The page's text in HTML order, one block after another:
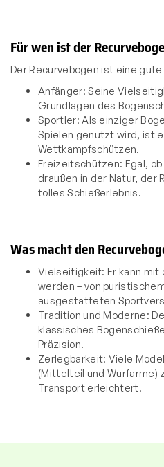
Für wen ist der
Der Recurvebogen ist eine gute
Anfänger: Seine
Grundlagen des
Sportler: Als einziger
Spielen genutzt wird, ist
Wettkampfschützen.
Freizeitschützen: Egal,
draußen in der Natur, der
tolles Schießerlebnis.
Was macht den
Vielseitigkeit: Er kann
werden – von
ausgestatteten
Tradition und Moderne:
klassisches
Präzision.
Zerlegbarkeit: Viele
(Mittelteil und Wurfarme)
Transport erleichtert.